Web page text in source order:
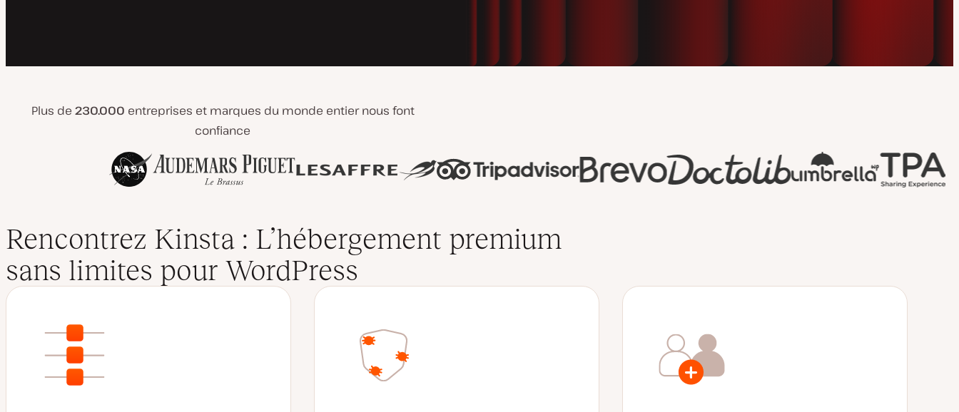
Plus de 230.000 entreprises et marques du monde entier nous font
confiance
Rencontrez Kinsta : L’hébergement premium
sans limites pour WordPress